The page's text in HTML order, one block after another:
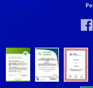
Vinný
Bylo
Upravit Po